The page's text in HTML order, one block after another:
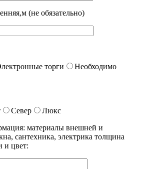
(не обязательно)
торги
Необходимо
Север
Люкс
материалы внешней и
сантехника, электрика толщина
и цвет: